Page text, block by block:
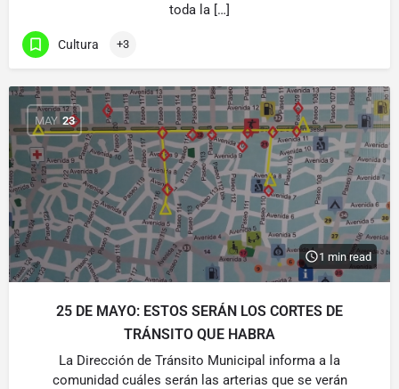
toda la […]
Cultura +3
MAY 23
1 min read
25 DE MAYO: ESTOS SERÁN LOS CORTES DE
TRÁNSITO QUE HABRA
La Dirección de Tránsito Municipal informa a la
comunidad cuáles serán las arterias que se verán